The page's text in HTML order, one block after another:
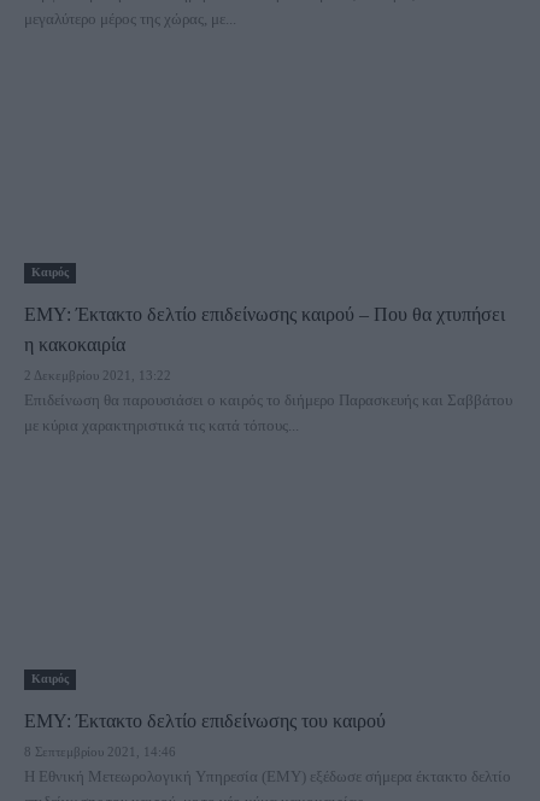
μεγαλύτερο μέρος της χώρας, με...
Καιρός
ΕΜΥ: Έκτακτο δελτίο επιδείνωσης καιρού – Που θα χτυπήσει
η κακοκαιρία
2 Δεκεμβρίου 2021, 13:22
Επιδείνωση θα παρουσιάσει ο καιρός το διήμερο Παρασκευής και Σαββάτου
με κύρια χαρακτηριστικά τις κατά τόπους...
Καιρός
ΕΜΥ: Έκτακτο δελτίο επιδείνωσης του καιρού
8 Σεπτεμβρίου 2021, 14:46
Η Εθνική Μετεωρολογική Υπηρεσία (ΕΜΥ) εξέδωσε σήμερα έκτακτο δελτίο